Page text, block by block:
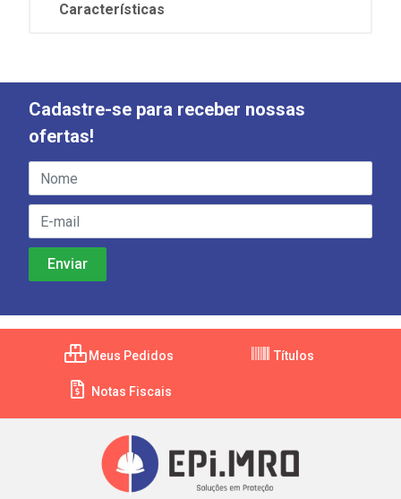
Características
Cadastre-se para receber nossas
ofertas!
Meus Pedidos Títulos
Notas Fiscais